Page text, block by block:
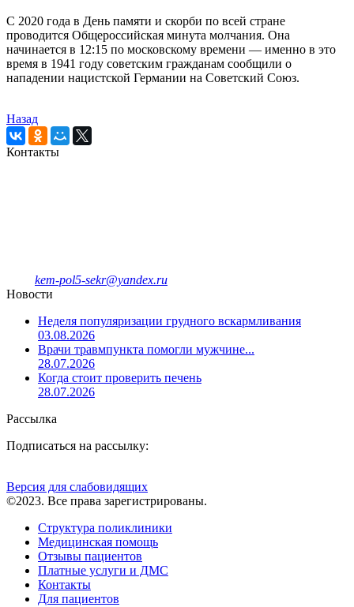
С 2020 года в День памяти и скорби по всей стране
проводится Общероссийская минута молчания. Она
начинается в 12:15 по московскому времени — именно в это
время в 1941 году советским гражданам сообщили о
нападении нацистской Германии на Советский Союз.
Назад
Контакты
kem-pol5-sekr@yandex.ru
Новости
Неделя популяризации грудного вскармливания
03.08.2026
Врачи травмпункта помогли мужчине...
28.07.2026
Когда стоит проверить печень
28.07.2026
Рассылка
Подписаться на рассылку:
Версия для слабовидящих
©2023. Все права зарегистрированы.
Структура поликлиники
Медицинская помощь
Отзывы пациентов
Платные услуги и ДМС
Контакты
Для пациентов